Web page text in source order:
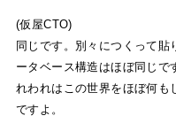
(仮屋CTO)
同じです。別々につくって
ータベース構造はほぼ同じ
れわれはこの世界をほぼ何も
ですよ。